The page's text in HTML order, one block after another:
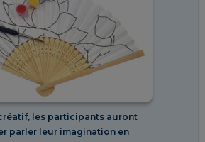
les participants auront
parler leur imagination en